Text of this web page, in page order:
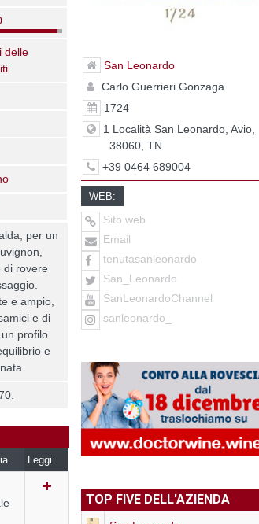
delle
per un
di rovere
e ampio,
e di
profilo
e
Leggi
San Leonardo
Carlo Guerrieri Gonzaga
1724
1 Località San Leonardo, Avio,
38060, TN
+39 0464 689004
WEB:
Sito web
Email
tenutasanleonardo
San_Leonardo
SanLeonardoChannel
sanleonardo_
TOP FIVE DELL'AZIENDA